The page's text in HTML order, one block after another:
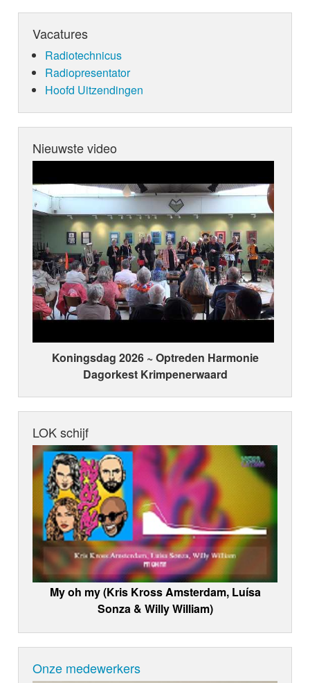
Vacatures
Radiotechnicus
Radiopresentator
Hoofd Uitzendingen
Nieuwste video
Koningsdag 2026 ~ Optreden Harmonie
Dagorkest Krimpenerwaard
LOK schijf
My oh my (Kris Kross Amsterdam, Luísa
Sonza & Willy William)
Onze medewerkers